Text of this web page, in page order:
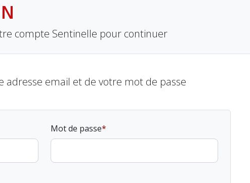
compte Sentinelle pour continuer
adresse email et de votre mot de passe
Mot de passe